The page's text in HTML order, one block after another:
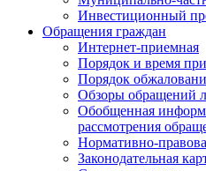
Инвестиционный
Обращения граждан
Интернет-приемная
Порядок и время
Порядок
Обзоры обращений
Обобщенная
рассмотрения
Нормативно-
Законодательная